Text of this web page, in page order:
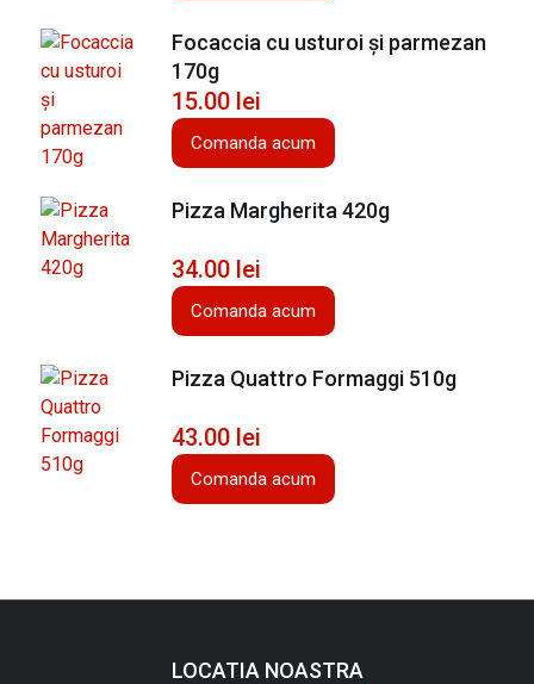
Focaccia cu usturoi și parmezan
170g
15.00 lei
Comanda acum
Pizza Margherita 420g
34.00 lei
Comanda acum
Pizza Quattro Formaggi 510g
43.00 lei
Comanda acum
LOCATIA NOASTRA